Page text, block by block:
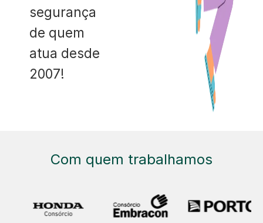
segurança
de quem
atua desde
2007!
Com quem trabalhamos